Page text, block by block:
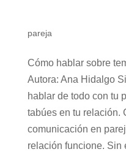
pareja
Cómo hablar sobre
Autora: Ana Hidalgo
hablar de todo con tu
tabúes en tu relación.
comunicación en
relación funcione. Sin